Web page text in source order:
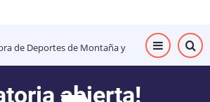
de Deportes de Montaña y
abierta!